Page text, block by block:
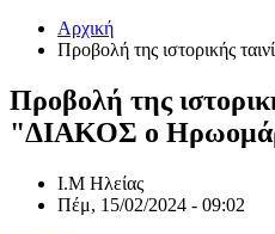
Αρχική
Προβολή της ιστορικής
Προβολή της
"ΔΙΑΚΟΣ ο
Ι.Μ Ηλείας
Πέμ, 15/02/2024 - 09:02